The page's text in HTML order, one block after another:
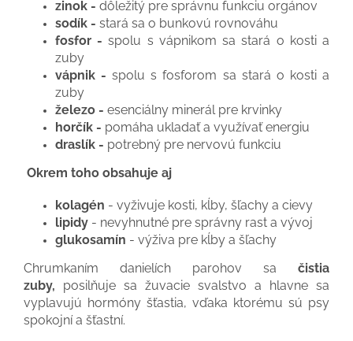
zinok - dôležitý pre správnu funkciu orgánov
sodík - stará sa o bunkovú rovnováhu
fosfor -spolu s vápnikom sa stará o kosti a
zuby
vápnik -spolu s fosforom sa stará o kosti a
zuby
železo - esenciálny minerál pre krvinky
horčík - pomáha ukladať a využívať energiu
draslík - potrebný pre nervovú funkciu
Okrem toho obsahuje aj
kolagén - vyživuje kosti, kĺby, šľachy a cievy
lipidy - nevyhnutné pre správny rast a vývoj
glukosamín - výživa pre kĺby a šľachy
Chrumkaním danielích parohov sa čistia
zuby, posilňuje sa žuvacie svalstvo a hlavne sa
vyplavujú hormóny šťastia, vďaka ktorému sú psy
spokojní a šťastní.